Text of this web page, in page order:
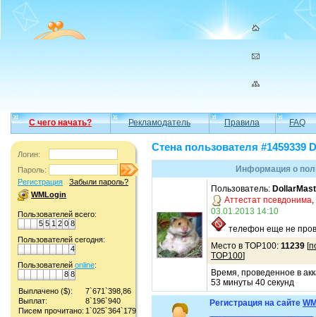
С чего начать? Рекламодатель Правила FAQ
Логин:
Пароль:
Регистрация
Забыли пароль?
WMLogin
Пользователей всего:
5 5 1 2 0 8
Пользователей сегодня:
4
Пользователей online:
8 8
Выплачено ($):
7`671`398,86
Выплат:
8`196`940
Писем прочитано: 1`025`364`179
Стена пользователя #1459339
Информация о
Пользователь:
Аттестат псевдонима
03.01.2013 14:10
телефон еще не
Место в TOP100: 11239 [
TOP100]
Время, проведенное в
53 минуты 40 секунд
Регистрация на сайте